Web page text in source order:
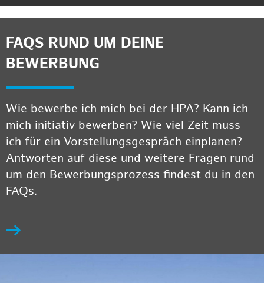
FAQS RUND UM DEINE
BEWERBUNG
Wie bewerbe ich mich bei der HPA? Kann ich
mich initiativ bewerben? Wie viel Zeit muss
ich für ein Vorstellungsgespräch einplanen?
Antworten auf diese und weitere Fragen rund
um den Bewerbungsprozess findest du in den
FAQs.